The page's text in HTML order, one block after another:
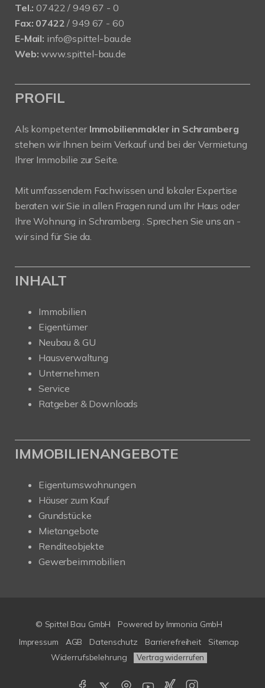
Tel.: 07422 / 949 67 - 0
Fax: 07422 / 949 67 - 60
E-Mail: info@spittel-bau.de
Web: www.spittel-bau.de
PROFIL
Als kompetenter Immobilienmakler in Schramberg
stehen wir Ihnen beim Verkauf und bei der Vermietung
Ihrer Immobilie zur Seite.
Mit umfassendem Fachwissen und lokaler Expertise
beraten wir Sie in allen Fragen rund um Ihr Haus oder
Ihre Wohnung in Schramberg . Sprechen Sie uns an -
wir sind für Sie da.
INHALT
Immobilien
Eigentümer
Neubau & GU
Hausverwaltung
Unternehmen
Service
Ratgeber & Downloads
IMMOBILIENANGEBOTE
Eigentumswohnungen
Häuser zum Kauf
Grundstücke
Mietangebote
Renditeobjekte
Gewerbeimmobilien
© Spittel Bau GmbH Powered by Immonia GmbH
Impressum
AGB Datenschutz Barrierefreiheit
Sitemap
Widerrufsbelehrung
Vertrag widerrufen